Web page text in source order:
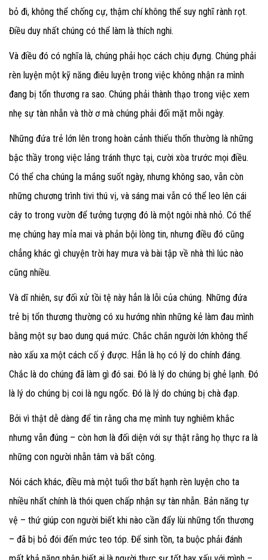
bỏ đi, không thể chống cự, thậm chí không thể suy nghĩ rành rọt.
Điều duy nhất chúng có thể làm là thích nghi.
Và điều đó có nghĩa là, chúng phải học cách chịu đựng. Chúng phải
rèn luyện một kỹ năng điêu luyện trong việc không nhận ra mình
đang bị tổn thương ra sao. Chúng phải thành thạo trong việc xem
nhẹ sự tàn nhẫn và thờ ơ mà chúng phải đối mặt mỗi ngày.
Những đứa trẻ lớn lên trong hoàn cảnh thiếu thốn thường là những
bậc thầy trong việc lảng tránh thực tại, cười xòa trước mọi điều.
Có thể cha chúng la mắng suốt ngày, nhưng không sao, vẫn còn
những chương trình tivi thú vị, và sáng mai vẫn có thể leo lên cái
cây to trong vườn để tưởng tượng đó là một ngôi nhà nhỏ. Có thể
mẹ chúng hay mỉa mai và phản bội lòng tin, nhưng điều đó cũng
chẳng khác gì chuyện trời hay mưa và bài tập về nhà thì lúc nào
cũng nhiều.
Và dĩ nhiên, sự đối xử tồi tệ này hẳn là lỗi của chúng. Những đứa
trẻ bị tổn thương thường có xu hướng nhìn những kẻ làm đau mình
bằng một sự bao dung quá mức. Chắc chắn người lớn không thể
nào xấu xa một cách cố ý được. Hẳn là họ có lý do chính đáng.
Chắc là do chúng đã làm gì đó sai. Đó là lý do chúng bị ghẻ lạnh. Đó
là lý do chúng bị coi là ngu ngốc. Đó là lý do chúng bị chà đạp.
Bởi vì thật dễ dàng để tin rằng cha mẹ mình tuy nghiêm khắc
nhưng vẫn đúng – còn hơn là đối diện với sự thật rằng họ thực ra là
những con người nhẫn tâm và bất công.
Nói cách khác, điều mà một tuổi thơ bất hạnh rèn luyện cho ta
nhiều nhất chính là thói quen chấp nhận sự tàn nhẫn. Bản năng tự
vệ – thứ giúp con người biết khi nào cần đẩy lùi những tổn thương
– đã bị bỏ đói đến mức teo tóp. Để sinh tồn, ta buộc phải đánh